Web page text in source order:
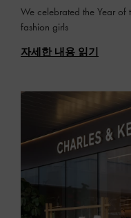
We celebrated the Year of
fashion girls
자세한 내용 읽기